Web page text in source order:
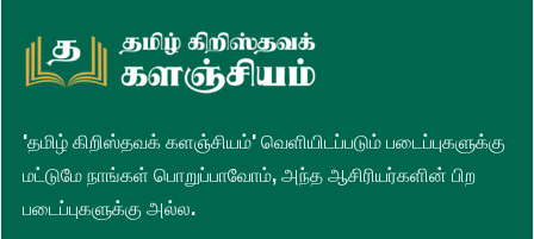
'தமிழ் கிறிஸ்தவக் களஞ்சியம்' வெளியிடப்படும் படைப்புகளுக்கு
மட்டுமே நாங்கள் பொறுப்பாவோம், அந்த ஆசிரியர்களின் பிற
படைப்புகளுக்கு அல்ல.